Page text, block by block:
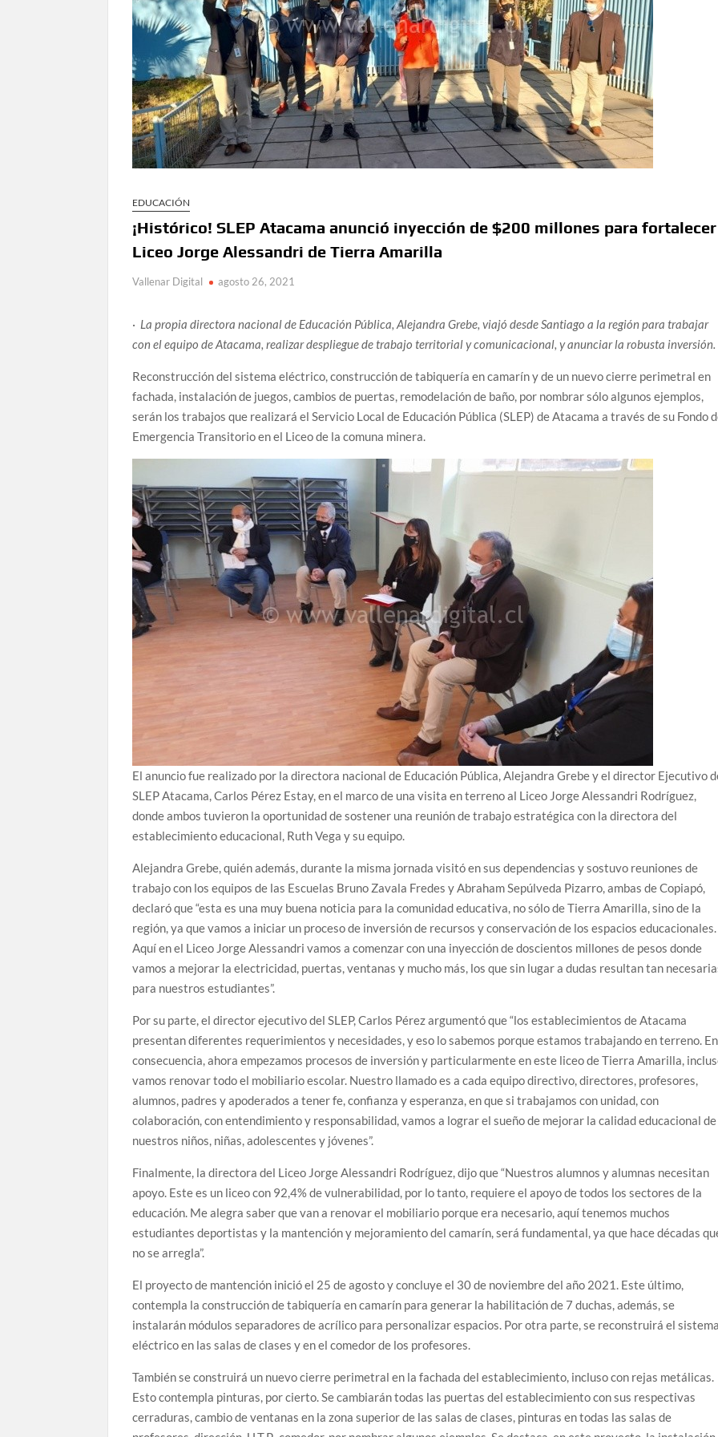
EDUCACIÓN
¡Histórico! SLEP Atacama anunció inyección de $200 millones para fortalecer
Liceo Jorge Alessandri de Tierra Amarilla
Vallenar Digital agosto 26, 2021
· La propia directora nacional de Educación Pública, Alejandra Grebe, viajó desde Santiago a la región para trabajar
con el equipo de Atacama, realizar despliegue de trabajo territorial y comunicacional, y anunciar la robusta inversión.
Reconstrucción del sistema eléctrico, construcción de tabiquería en camarín y de un nuevo cierre perimetral en
fachada, instalación de juegos, cambios de puertas, remodelación de baño, por nombrar sólo algunos ejemplos,
serán los trabajos que realizará el Servicio Local de Educación Pública (SLEP) de Atacama a través de su Fondo
Emergencia Transitorio en el Liceo de la comuna minera.
El anuncio fue realizado por la directora nacional de Educación Pública, Alejandra Grebe y el director Ejecutivo
SLEP Atacama, Carlos Pérez Estay, en el marco de una visita en terreno al Liceo Jorge Alessandri Rodríguez,
donde ambos tuvieron la oportunidad de sostener una reunión de trabajo estratégica con la directora del
establecimiento educacional, Ruth Vega y su equipo.
Alejandra Grebe, quién además, durante la misma jornada visitó en sus dependencias y sostuvo reuniones de
trabajo con los equipos de las Escuelas Bruno Zavala Fredes y Abraham Sepúlveda Pizarro, ambas de Copiapó,
declaró que “esta es una muy buena noticia para la comunidad educativa, no sólo de Tierra Amarilla, sino de la
región, ya que vamos a iniciar un proceso de inversión de recursos y conservación de los espacios educacionales.
Aquí en el Liceo Jorge Alessandri vamos a comenzar con una inyección de doscientos millones de pesos donde
vamos a mejorar la electricidad, puertas, ventanas y mucho más, los que sin lugar a dudas resultan tan
para nuestros estudiantes”.
Por su parte, el director ejecutivo del SLEP, Carlos Pérez argumentó que “los establecimientos de Atacama
presentan diferentes requerimientos y necesidades, y eso lo sabemos porque estamos trabajando en terreno. En
consecuencia, ahora empezamos procesos de inversión y particularmente en este liceo de Tierra Amarilla,
vamos renovar todo el mobiliario escolar. Nuestro llamado es a cada equipo directivo, directores, profesores,
alumnos, padres y apoderados a tener fe, confianza y esperanza, en que si trabajamos con unidad, con
colaboración, con entendimiento y responsabilidad, vamos a lograr el sueño de mejorar la calidad educacional de
nuestros niños, niñas, adolescentes y jóvenes”.
Finalmente, la directora del Liceo Jorge Alessandri Rodríguez, dijo que “Nuestros alumnos y alumnas necesitan
apoyo. Este es un liceo con 92,4% de vulnerabilidad, por lo tanto, requiere el apoyo de todos los sectores de la
educación. Me alegra saber que van a renovar el mobiliario porque era necesario, aquí tenemos muchos
estudiantes deportistas y la mantención y mejoramiento del camarín, será fundamental, ya que hace décadas
no se arregla”.
El proyecto de mantención inició el 25 de agosto y concluye el 30 de noviembre del año 2021. Este último,
contempla la construcción de tabiquería en camarín para generar la habilitación de 7 duchas, además, se
instalarán módulos separadores de acrílico para personalizar espacios. Por otra parte, se reconstruirá el
eléctrico en las salas de clases y en el comedor de los profesores.
También se construirá un nuevo cierre perimetral en la fachada del establecimiento, incluso con rejas metálicas.
Esto contempla pinturas, por cierto. Se cambiarán todas las puertas del establecimiento con sus respectivas
cerraduras, cambio de ventanas en la zona superior de las salas de clases, pinturas en todas las salas de